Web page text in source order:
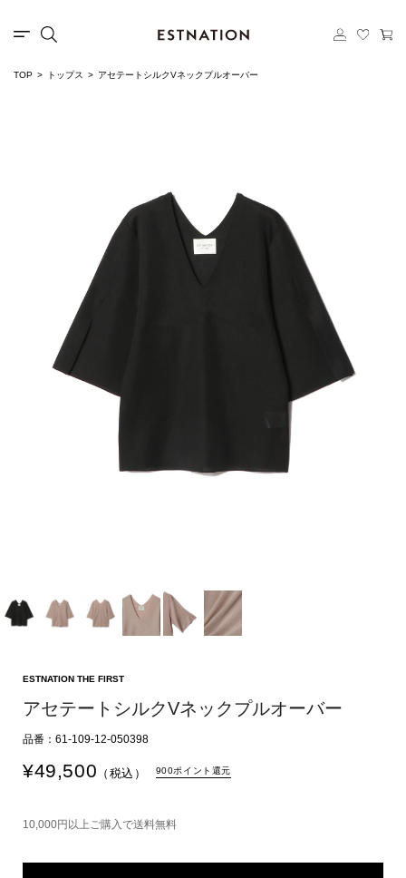
TOP トップス アセテートシルクVネックプルオーバー
ESTNATION THE FIRST
アセテートシルクVネックプルオーバー
品番：61-109-12-050398
¥49,500 （税込） 900ポイント還元
10,000円以上ご購入で送料無料